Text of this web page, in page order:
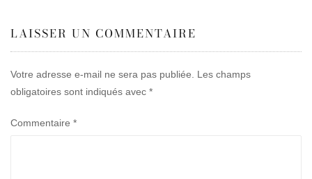
l’article
LAISSER UN COMMENTAIRE
Votre adresse e-mail ne sera pas publiée.
Les champs
obligatoires sont indiqués avec *
Commentaire *